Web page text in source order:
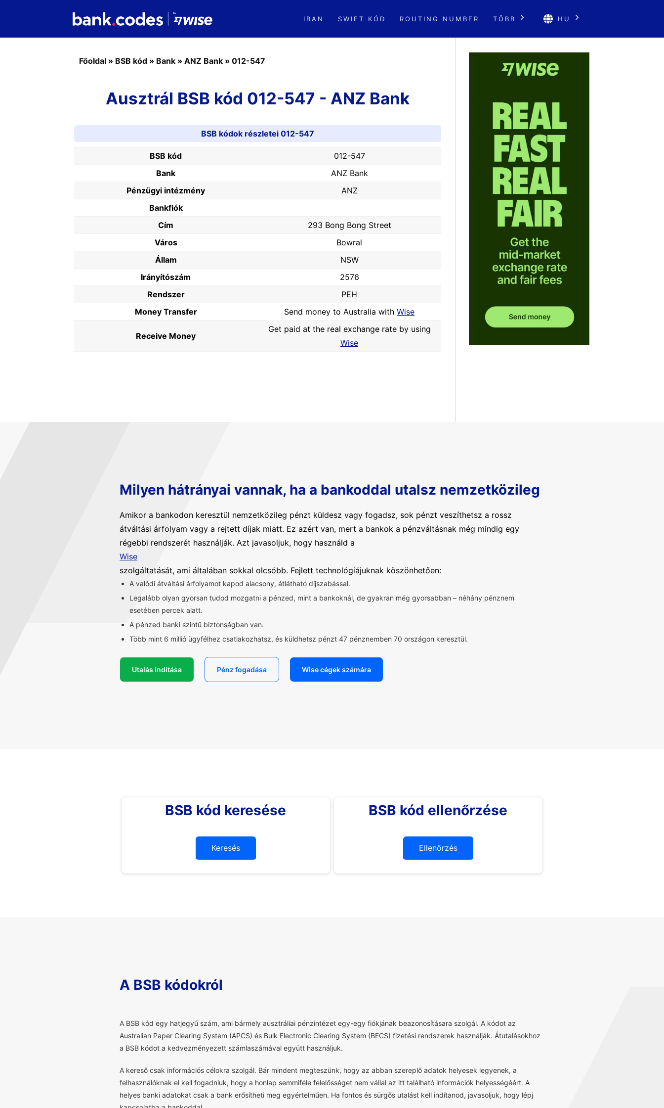
IBAN SWIFT KÓD ROUTING NUMBER TÖBB HU
Főoldal » BSB kód » Bank » ANZ Bank » 012-547
Ausztrál BSB kód 012-547 - ANZ Bank
BSB kódok részletei 012-547
BSB kód
012-547
Bank
ANZ Bank
Pénzügyi intézmény
ANZ
Bankfiók
Cím
293 Bong Bong Street
Város
Bowral
Állam
NSW
Irányítószám
2576
Rendszer
PEH
Money Transfer
Send money to Australia with Wise
Receive Money
Get paid at the real exchange rate by using
Wise
Milyen hátrányai vannak, ha a bankoddal utalsz nemzetközileg
Amikor a bankodon keresztül nemzetközileg pénzt küldesz vagy fogadsz, sok pénzt veszíthetsz a rossz
átváltási árfolyam vagy a rejtett díjak miatt. Ez azért van, mert a bankok a pénzváltásnak még mindig egy
régebbi rendszerét használják. Azt javasoljuk, hogy használd a
Wise
szolgáltatását, ami általában sokkal olcsóbb. Fejlett technológiájuknak köszönhetően:
A valódi átváltási árfolyamot kapod alacsony, átlátható díjszabással.
Legalább olyan gyorsan tudod mozgatni a pénzed, mint a bankoknál, de gyakran még gyorsabban – néhány pénznem
esetében percek alatt.
A pénzed banki szintű biztonságban van.
Több mint 6 millió ügyfélhez csatlakozhatsz, és küldhetsz pénzt 47 pénznemben 70 országon keresztül.
Utalás indítása Pénz fogadása Wise cégek számára
BSB kód keresése
Keresés
BSB kód ellenőrzése
Ellenőrzés
A BSB kódokról
A BSB kód egy hatjegyű szám, ami bármely ausztráliai pénzintézet egy-egy fiókjának beazonosításara szolgál. A kódot az
Australian Paper Clearing System (APCS) és Bulk Electronic Clearing System (BECS) fizetési rendszerek használják. Átutalásokhoz
a BSB kódot a kedvezményezett számlaszámával együtt használjuk.
A kereső csak információs célokra szolgál. Bár mindent megteszünk, hogy az abban szereplő adatok helyesek legyenek, a
felhasználóknak el kell fogadniuk, hogy a honlap semmiféle felelősséget nem vállal az itt található információk helyességéért. A
helyes banki adatokat csak a bank erősítheti meg egyértelműen. Ha fontos és sürgős utalást kell indítanod, javasoljuk, hogy lépj